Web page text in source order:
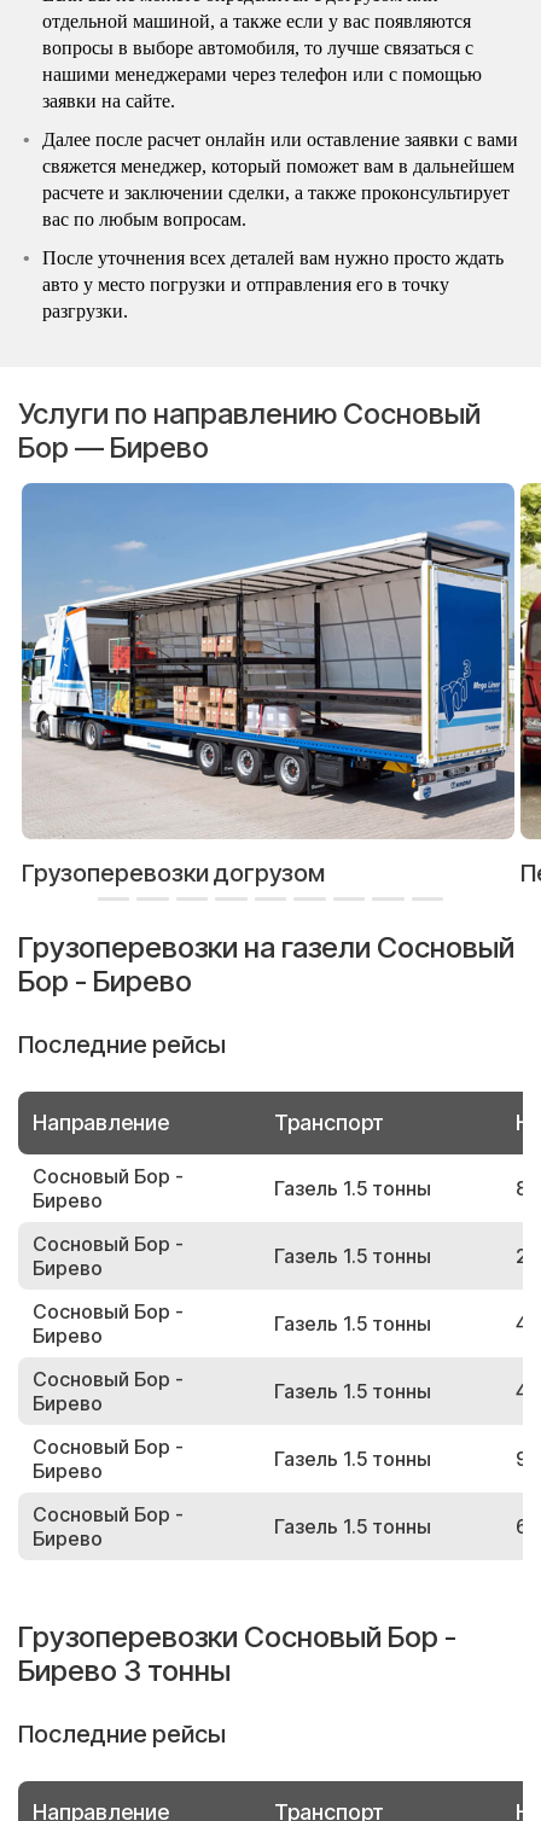
отдельной машиной, а также если у вас появляются
вопросы в выборе автомобиля, то лучше связаться с
нашими менеджерами через телефон или с помощью
заявки на сайте.
Далее после расчет онлайн или оставление заявки с вами
свяжется менеджер, который поможет вам в дальнейшем
расчете и заключении сделки, а также проконсультирует
вас по любым вопросам.
После уточнения всех деталей вам нужно просто ждать
авто у место погрузки и отправления его в точку
разгрузки.
Услуги по направлению Сосновый
Бор — Бирево
Грузоперевозки догрузом
Грузоперевозки на газели Сосновый
Бор - Бирево
Последние рейсы
Направление Транспорт
Сосновый Бор -
Бирево
Газель 1.5 тонны
Сосновый Бор -
Бирево
Газель 1.5 тонны
Сосновый Бор -
Бирево
Газель 1.5 тонны
Сосновый Бор -
Бирево
Газель 1.5 тонны
Сосновый Бор -
Бирево
Газель 1.5 тонны
Сосновый Бор -
Бирево
Газель 1.5 тонны
Грузоперевозки Сосновый Бор -
Бирево 3 тонны
Последние рейсы
Направление Транспорт